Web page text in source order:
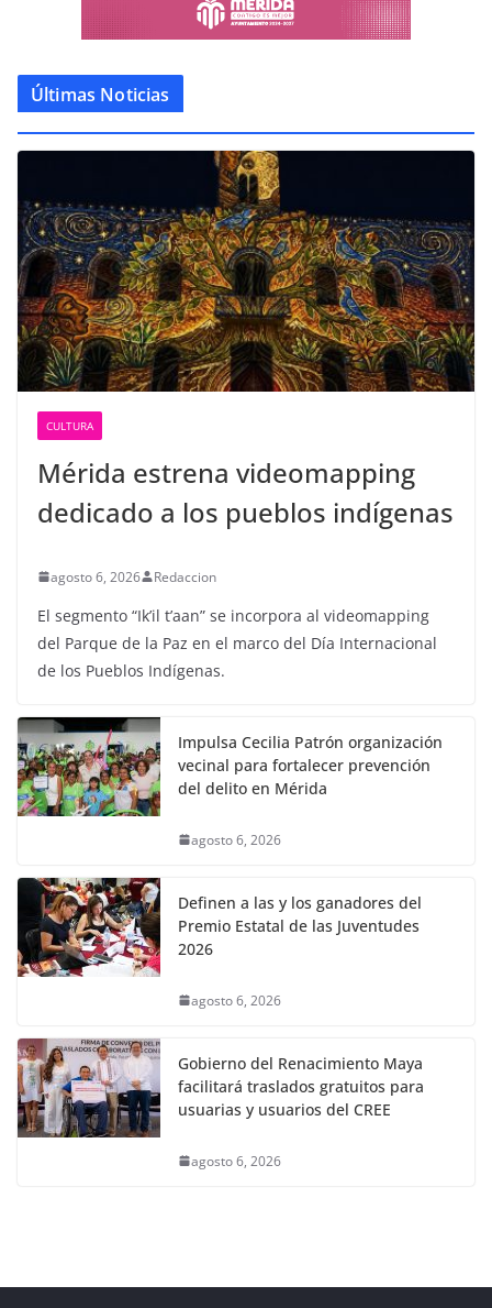
Últimas Noticias
CULTURA
Mérida estrena videomapping
dedicado a los pueblos indígenas
agosto 6, 2026 Redaccion
El segmento “Ik’il t’aan” se incorpora al videomapping
del Parque de la Paz en el marco del Día Internacional
de los Pueblos Indígenas.
Impulsa Cecilia Patrón organización
vecinal para fortalecer prevención
del delito en Mérida
agosto 6, 2026
Definen a las y los ganadores del
Premio Estatal de las Juventudes
2026
agosto 6, 2026
Gobierno del Renacimiento Maya
facilitará traslados gratuitos para
usuarias y usuarios del CREE
agosto 6, 2026